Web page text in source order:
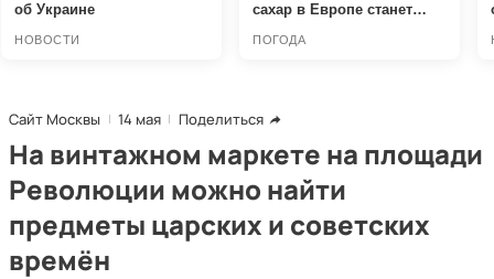
Сайт Москвы 14 мая Поделиться
На винтажном маркете на площади
Революции можно найти
предметы царских и советских
времён